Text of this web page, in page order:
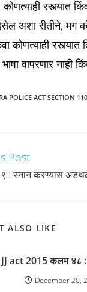
कोणत्याही रस्त्यात
अशा रीतीने, मग
कोणत्याही
वापरणार नाही
POLICE ACT SECTION
Post
: स्नान करण्यास
ALSO LIKE
JJ act 2015 कलम ४८ :
December 20,